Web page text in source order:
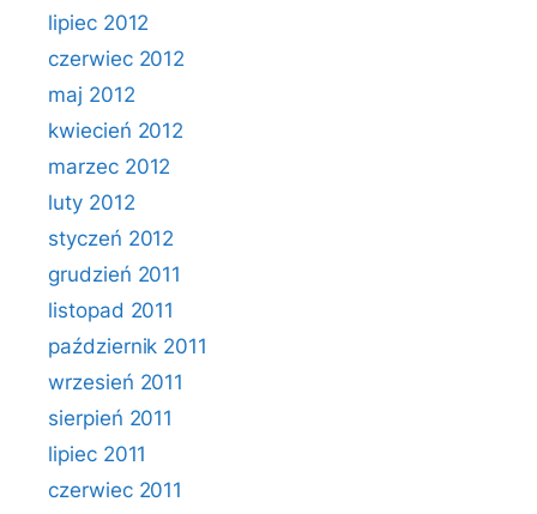
lipiec 2012
czerwiec 2012
maj 2012
kwiecień 2012
marzec 2012
luty 2012
styczeń 2012
grudzień 2011
listopad 2011
październik 2011
wrzesień 2011
sierpień 2011
lipiec 2011
czerwiec 2011